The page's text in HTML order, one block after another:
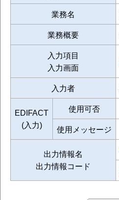
業務名
業務概要
入力項目
入力画面
入力者
EDIFACT
(入力)
使用可否
使用メッセージ
出力情報名
出力情報コード